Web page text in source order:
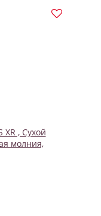
XR , Сухой
молния,